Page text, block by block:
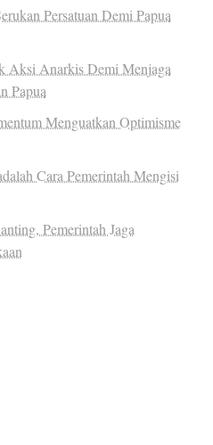
Persatuan Demi Papua
Aksi Anarkis Demi Menjaga
Papua
Menguatkan Optimisme
Cara Pemerintah Mengisi
Pemerintah Jaga